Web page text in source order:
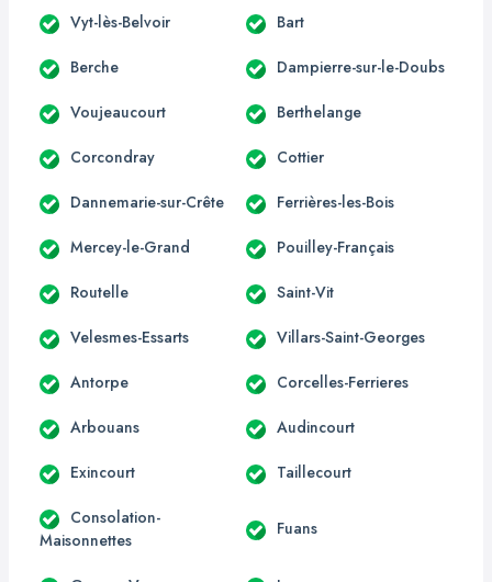
Vyt-lès-Belvoir Bart
Berche Dampierre-sur-le-Doubs
Voujeaucourt Berthelange
Corcondray Cottier
Dannemarie-sur-Crête Ferrières-les-Bois
Mercey-le-Grand Pouilley-Français
Routelle Saint-Vit
Velesmes-Essarts Villars-Saint-Georges
Antorpe Corcelles-Ferrieres
Arbouans Audincourt
Exincourt Taillecourt
Consolation-
Maisonnettes
Fuans